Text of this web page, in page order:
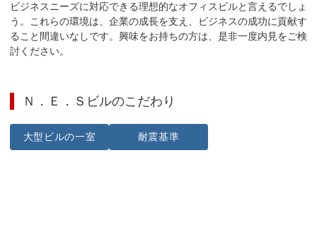
ビジネスニーズに対応できる理想的なオフィスビルと言えるでしょ
う。これらの環境は、企業の成長を支え、ビジネスの成功に貢献す
ること間違いなしです。興味をお持ちの方は、是非一度内見をご検
討ください。
Ｎ．Ｅ．Ｓビルのこだわり
大型ビルの一室 耐震基準